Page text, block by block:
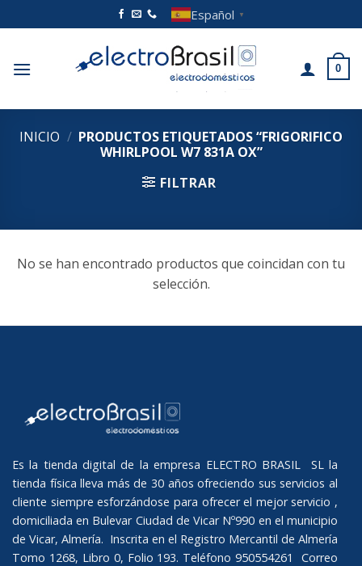
al
Español ▼
0
INICIO / PRODUCTOS ETIQUETADOS “FRIGORIFICO
WHIRLPOOL W7 831A OX”
FILTRAR
No se han encontrado productos que coincidan con tu
selección.
Es la tienda digital de la empresa ELECTRO BRASIL SL la
tienda física lleva más de 30 años ofreciendo sus servicios al
cliente siempre esforzándose para ofrecer el mejor servicio ,
domiciliada en Bulevar Ciudad de Vicar Nº990 en el municipio
de Vicar, Almería. Inscrita en el Registro Mercantil de Almería
Tomo 1268, Libro 0, Folio 193. Teléfono 950554261 Correo